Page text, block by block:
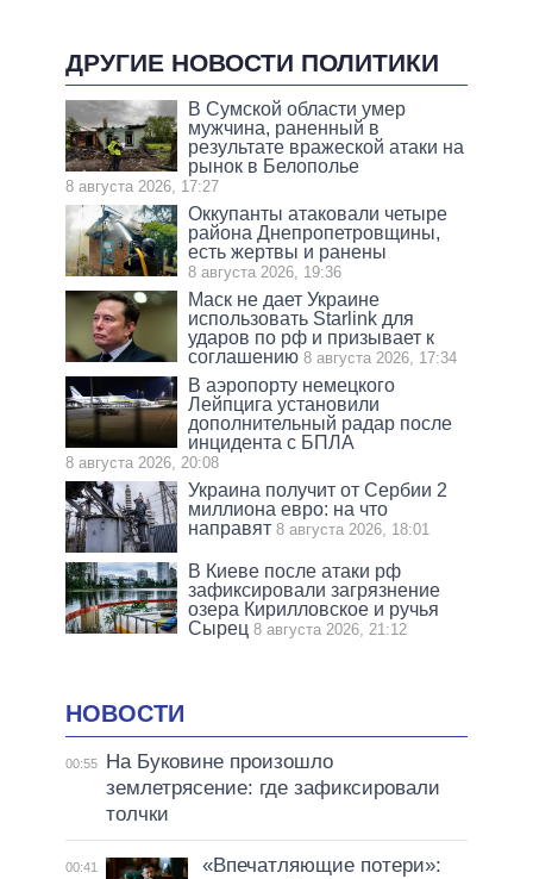
ДРУГИЕ НОВОСТИ ПОЛИТИКИ
В Сумской области умер
мужчина, раненный в
результате вражеской атаки на
рынок в Белополье
8 августа 2026, 17:27
Оккупанты атаковали четыре
района Днепропетровщины,
есть жертвы и ранены
8 августа 2026, 19:36
Маск не дает Украине
использовать Starlink для
ударов по рф и призывает к
соглашению 8 августа 2026, 17:34
В аэропорту немецкого
Лейпцига установили
дополнительный радар после
инцидента с БПЛА
8 августа 2026, 20:08
Украина получит от Сербии 2
миллиона евро: на что
направят 8 августа 2026, 18:01
В Киеве после атаки рф
зафиксировали загрязнение
озера Кирилловское и ручья
Сырец 8 августа 2026, 21:12
НОВОСТИ
00:55
На Буковине произошло
землетрясение: где зафиксировали
толчки
00:41
«Впечатляющие потери»: